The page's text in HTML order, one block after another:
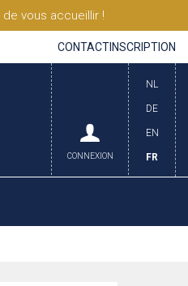
vous accueillir !
CONTACT INSCRIPTION
NL
DE
EN
FR
CONNEXION